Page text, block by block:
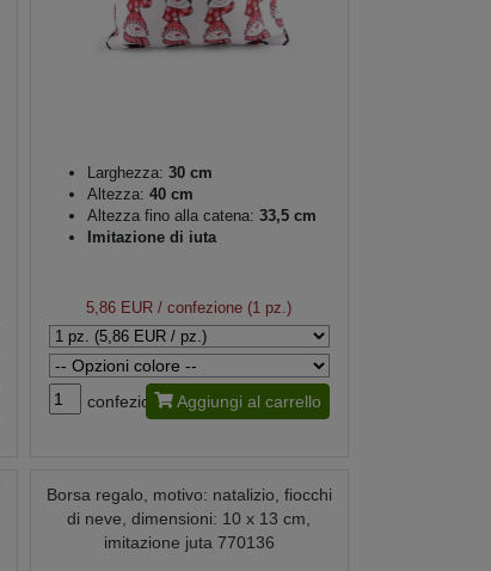
Larghezza: 30 cm
Altezza: 40 cm
Altezza fino alla catena: 33,5 cm
Imitazione di iuta
5,86 EUR / confezione (1 pz.)
confezione Aggiungi al carrello
Borsa regalo, motivo: natalizio, fiocchi
di neve, dimensioni: 10 x 13 cm,
imitazione juta 770136